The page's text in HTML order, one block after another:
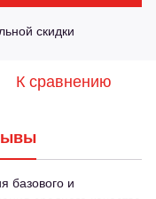
скидки
К сравнению
базового и